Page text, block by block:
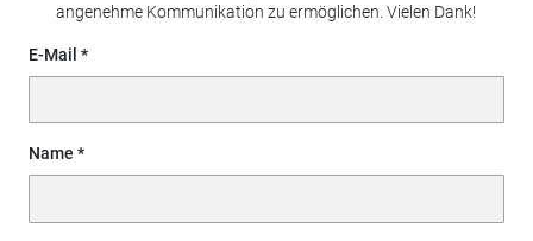
angenehme Kommunikation zu ermöglichen. Vielen Dank!
E-Mail
Name